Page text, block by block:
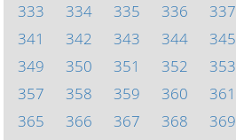
333
334 335 336 337
341
342 343 344 345
349
350 351 352 353
357
358 359 360 361
365
366 367 368 369